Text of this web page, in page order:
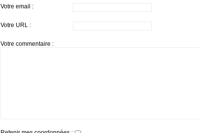
Votre email :
Votre URL :
Votre commentaire :